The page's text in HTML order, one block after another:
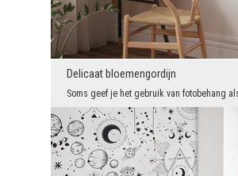
Delicaat bloemengordijn